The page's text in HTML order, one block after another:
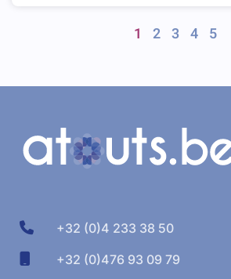
1 2 3 4 5
+32 (0)4 233 38 50
+32 (0)476 93 09 79